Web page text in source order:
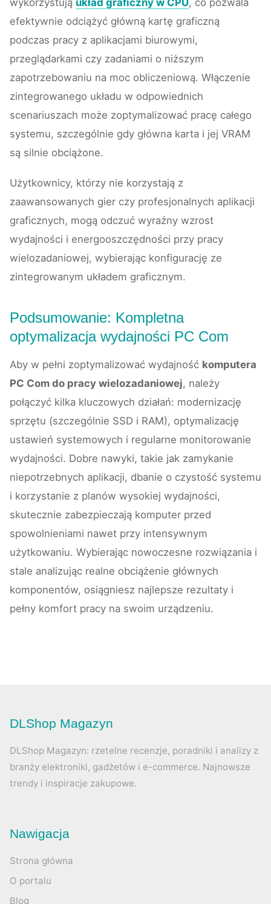
wykorzystują układ graficzny w CPU, co pozwala
efektywnie odciążyć główną kartę graficzną
podczas pracy z aplikacjami biurowymi,
przeglądarkami czy zadaniami o niższym
zapotrzebowaniu na moc obliczeniową. Włączenie
zintegrowanego układu w odpowiednich
scenariuszach może zoptymalizować pracę całego
systemu, szczególnie gdy główna karta i jej VRAM
są silnie obciążone.
Użytkownicy, którzy nie korzystają z
zaawansowanych gier czy profesjonalnych aplikacji
graficznych, mogą odczuć wyraźny wzrost
wydajności i energooszczędności przy pracy
wielozadaniowej, wybierając konfigurację ze
zintegrowanym układem graficznym.
Podsumowanie: Kompletna
optymalizacja wydajności PC Com
Aby w pełni zoptymalizować wydajność komputera
PC Com do pracy wielozadaniowej, należy
połączyć kilka kluczowych działań: modernizację
sprzętu (szczególnie SSD i RAM), optymalizację
ustawień systemowych i regularne monitorowanie
wydajności. Dobre nawyki, takie jak zamykanie
niepotrzebnych aplikacji, dbanie o czystość systemu
i korzystanie z planów wysokiej wydajności,
skutecznie zabezpieczają komputer przed
spowolnieniami nawet przy intensywnym
użytkowaniu. Wybierając nowoczesne rozwiązania i
stale analizując realne obciążenie głównych
komponentów, osiągniesz najlepsze rezultaty i
pełny komfort pracy na swoim urządzeniu.
DLShop Magazyn
DLShop Magazyn: rzetelne recenzje, poradniki i analizy z
branży elektroniki, gadżetów i e-commerce. Najnowsze
trendy i inspiracje zakupowe.
Nawigacja
Strona główna
O portalu
Blog